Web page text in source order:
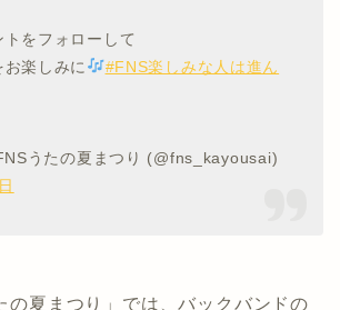
をフォローして
楽しみに
#FNS楽しみな人は進ん
うたの夏まつり (@fns_kayousai)
の夏まつり」では、バックバンドの